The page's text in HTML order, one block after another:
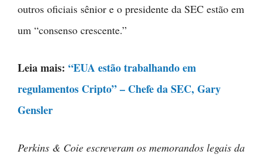
outros oficiais sênior e o presidente da SEC estão em
um “consenso crescente.”
Leia mais: “EUA estão trabalhando em
regulamentos Cripto” – Chefe da SEC, Gary
Gensler
Perkins & Coie escreveram os memorandos legais da